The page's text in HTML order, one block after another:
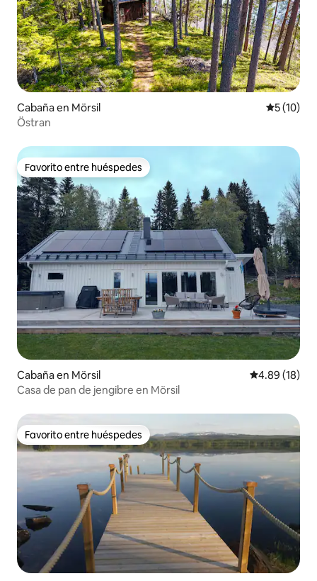
Cabaña en Mörsil
5 (10)
Östran
Favorito entre huéspedes
Favorito entre huéspedes
Cabaña en Mörsil Calificación
4.89 (18)
Casa de pan de jengibre en Mörsil
Favorito entre huéspedes
Favorito entre huéspedes